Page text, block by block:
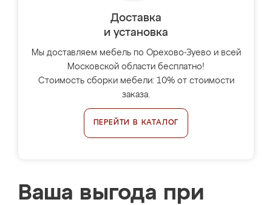
Доставка
и установка
Мы доставляем мебель по Орехово-Зуево и всей
Московской области бесплатно!
Стоимость сборки мебели: 10% от стоимости
заказа.
ПЕРЕЙТИ В КАТАЛОГ
Ваша выгода при